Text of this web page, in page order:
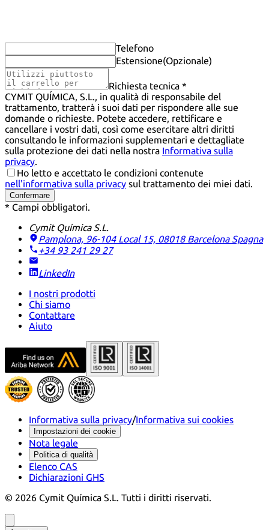
Telefono
Estensione(Opzionale)
Richiesta tecnica *
CYMIT QUÍMICA, S.L., in qualità di responsabile del
trattamento, tratterà i suoi dati per rispondere alle sue
domande o richieste. Potete accedere, rettificare e
cancellare i vostri dati, così come esercitare altri diritti
consultando le informazioni supplementari e dettagliate
sulla protezione dei dati nella nostra Informativa sulla
privacy.
Ho letto e accettato le condizioni contenute
nell'informativa sulla privacy sul trattamento dei miei dati.
Confermare
* Campi obbligatori.
Cymit Química S.L.
Pamplona, 96-104 Local 15, 08018 Barcelona Spagna
+34 93 241 29 27
LinkedIn
I nostri prodotti
Chi siamo
Contattare
Aiuto
Informativa sulla privacy/Informativa sui cookies
Impostazioni dei cookie
Nota legale
Politica di qualità
Elenco CAS
Dichiarazioni GHS
© 2026 Cymit Química S.L. Tutti i diritti riservati.